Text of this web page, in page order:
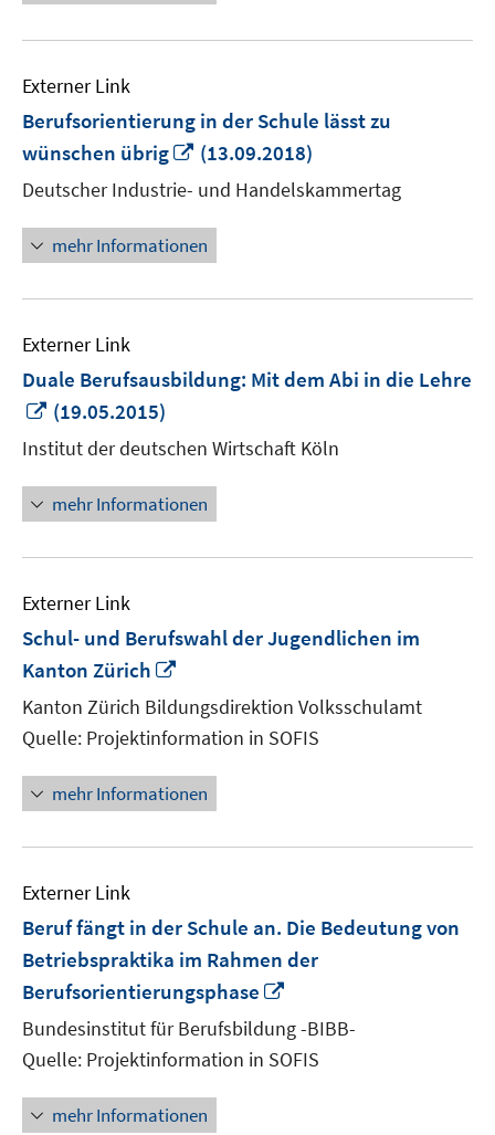
Externer Link
Berufsorientierung in der Schule lässt zu
wünschen übrig
In
neuem
Fenster
öffnen
(13.09.2018)
Deutscher Industrie- und Handelskammertag
mehr Informationen
Externer Link
Duale Berufsausbildung: Mit dem Abi in die Lehre
In
neuem
Fenster
öffnen
(19.05.2015)
Institut der deutschen Wirtschaft Köln
mehr Informationen
Externer Link
Schul- und Berufswahl der Jugendlichen im
Kanton Zürich
neuem
Fenster
öffnen
Kanton Zürich Bildungsdirektion Volksschulamt
Quelle: Projektinformation in SOFIS
mehr Informationen
Externer Link
Beruf fängt in der Schule an. Die Bedeutung von
Betriebspraktika im Rahmen der
Berufsorientierungsphase
Fenster
öffnen
Bundesinstitut für Berufsbildung -BIBB-
Quelle: Projektinformation in SOFIS
mehr Informationen